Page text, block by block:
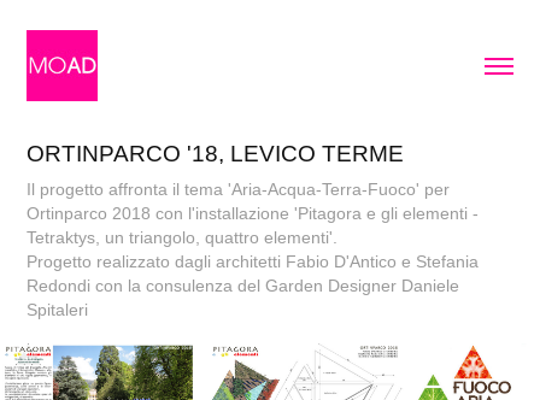
ORTINPARCO '18, LEVICO TERME
Il progetto affronta il tema 'Aria-Acqua-Terra-Fuoco' per
Ortinparco 2018 con l'installazione 'Pitagora e gli elementi -
Tetraktys, un triangolo, quattro elementi'.
Progetto realizzato dagli architetti Fabio D'Antico e Stefania
Redondi con la consulenza del Garden Designer Daniele
Spitaleri